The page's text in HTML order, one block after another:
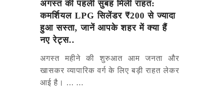
अगस्त की पहली सुबह मिली राहत:
कमर्शियल LPG सिलेंडर ₹200 से ज्यादा
हुआ सस्ता, जानें आपके शहर में क्या हैं
नए रेट्स..
अगस्त महीने की शुरुआत आम जनता और
खासकर व्यापारिक वर्ग के लिए बड़ी राहत लेकर
आई है। ... ...